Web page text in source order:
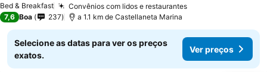
Bed & Breakfast Convênios com lidos e restaurantes
7,6 Boa 237 a 1.1 km de Castellaneta Marina
Selecione as datas para ver os preços
exatos.
Ver preços